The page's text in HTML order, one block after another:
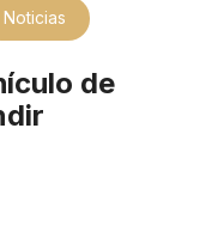
Noticias
de